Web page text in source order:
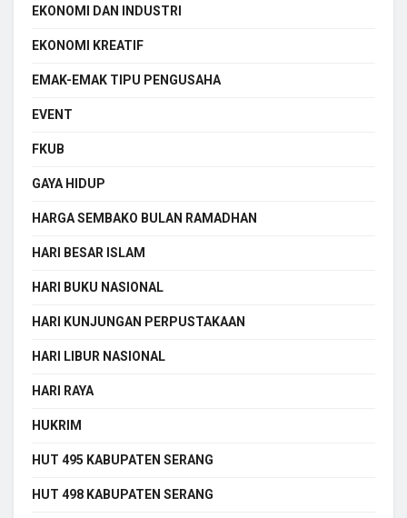
EKONOMI DAN INDUSTRI
EKONOMI KREATIF
EMAK-EMAK TIPU PENGUSAHA
EVENT
FKUB
GAYA HIDUP
HARGA SEMBAKO BULAN RAMADHAN
HARI BESAR ISLAM
HARI BUKU NASIONAL
HARI KUNJUNGAN PERPUSTAKAAN
HARI LIBUR NASIONAL
HARI RAYA
HUKRIM
HUT 495 KABUPATEN SERANG
HUT 498 KABUPATEN SERANG